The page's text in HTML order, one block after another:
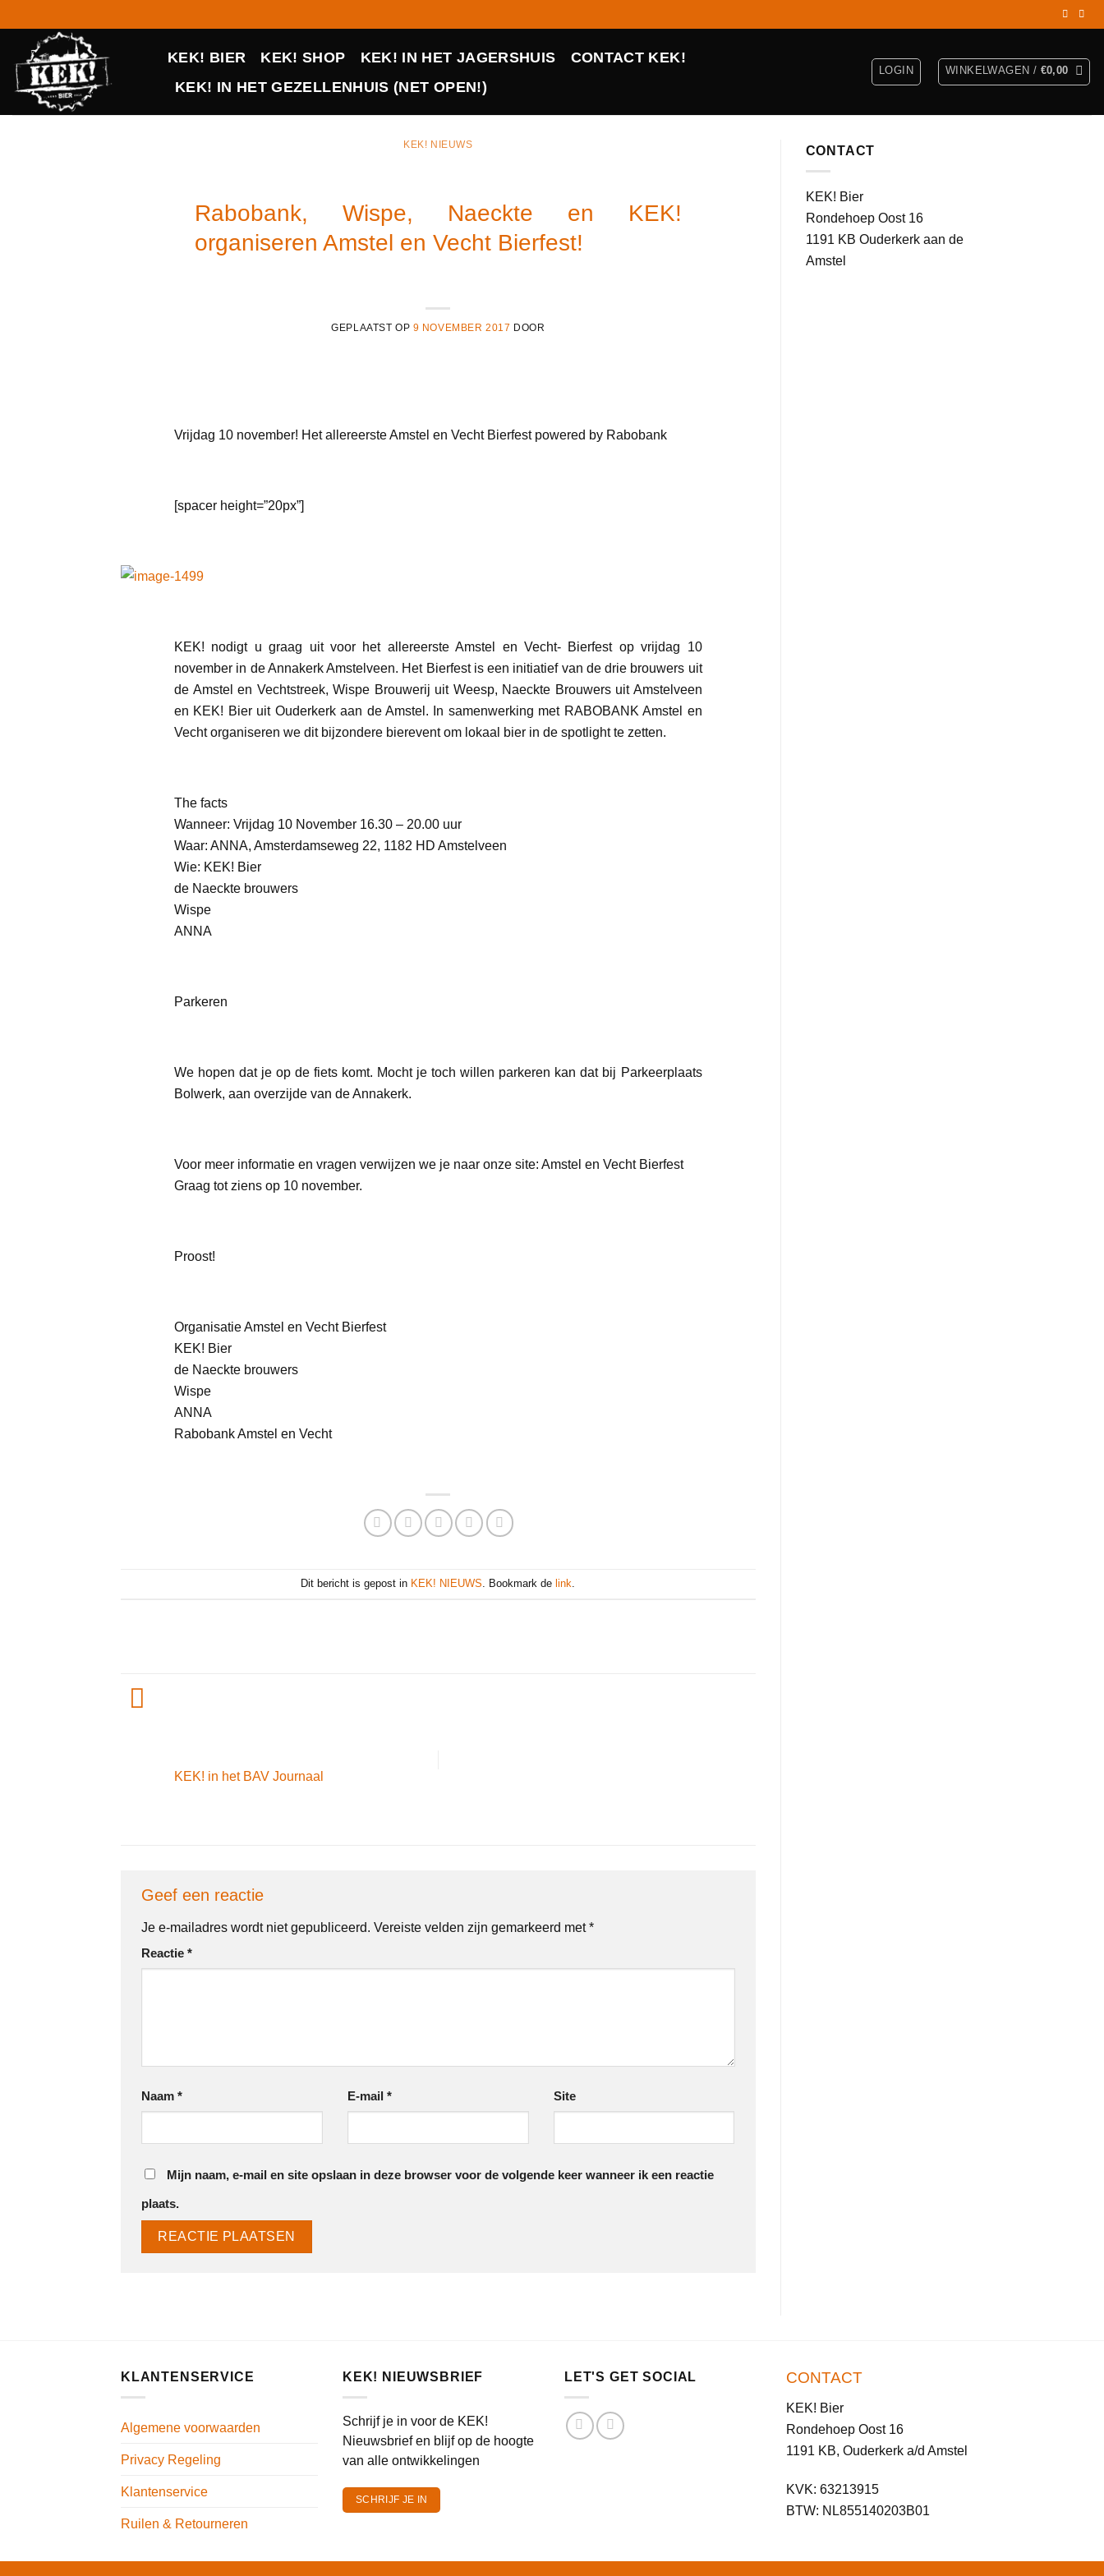
naar
inhoud
KEK! BIER KEK! SHOP KEK! IN HET JAGERSHUIS
CONTACT KEK!
KEK! IN HET GEZELLENHUIS (NET OPEN!)
LOGIN WINKELWAGEN / €0,00
KEK! NIEUWS
Rabobank, Wispe, Naeckte en KEK!
organiseren Amstel en Vecht Bierfest!
GEPLAATST OP 9 NOVEMBER 2017 DOOR
Vrijdag 10 november! Het allereerste Amstel en Vecht Bierfest powered by Rabobank
[spacer height=”20px”]
KEK! nodigt u graag uit voor het allereerste Amstel en Vecht- Bierfest op vrijdag 10
november in de Annakerk Amstelveen. Het Bierfest is een initiatief van de drie brouwers uit
de Amstel en Vechtstreek, Wispe Brouwerij uit Weesp, Naeckte Brouwers uit Amstelveen
en KEK! Bier uit Ouderkerk aan de Amstel. In samenwerking met RABOBANK Amstel en
Vecht organiseren we dit bijzondere bierevent om lokaal bier in de spotlight te zetten.
The facts
Wanneer: Vrijdag 10 November 16.30 – 20.00 uur
Waar: ANNA, Amsterdamseweg 22, 1182 HD Amstelveen
Wie: KEK! Bier
de Naeckte brouwers
Wispe
ANNA
Parkeren
We hopen dat je op de fiets komt. Mocht je toch willen parkeren kan dat bij Parkeerplaats
Bolwerk, aan overzijde van de Annakerk.
Voor meer informatie en vragen verwijzen we je naar onze site: Amstel en Vecht Bierfest
Graag tot ziens op 10 november.
Proost!
Organisatie Amstel en Vecht Bierfest
KEK! Bier
de Naeckte brouwers
Wispe
ANNA
Rabobank Amstel en Vecht
Dit bericht is gepost in KEK! NIEUWS. Bookmark de link.
KEK! in het BAV Journaal
Geef een reactie
Je e-mailadres wordt niet gepubliceerd. Vereiste velden zijn gemarkeerd met*
Reactie *
Naam * E-mail * Site
Mijn naam, e-mail en site opslaan in deze browser voor de volgende keer wanneer ik een reactie
plaats.
CONTACT
KEK! Bier
Rondehoep Oost 16
1191 KB Ouderkerk aan de
Amstel
KLANTENSERVICE
Algemene voorwaarden
Privacy Regeling
Klantenservice
Ruilen & Retourneren
KEK! NIEUWSBRIEF
Schrijf je in voor de KEK!
Nieuwsbrief en blijf op de hoogte
van alle ontwikkelingen
SCHRIJF JE IN
LET'S GET SOCIAL CONTACT
KEK! Bier
Rondehoep Oost 16
1191 KB, Ouderkerk a/d Amstel
KVK: 63213915
BTW: NL855140203B01